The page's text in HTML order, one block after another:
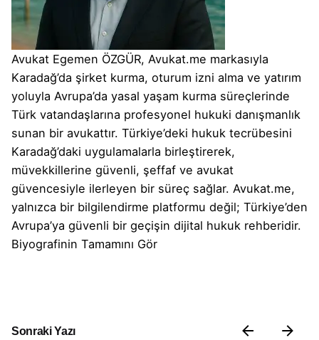
Avukat Egemen ÖZGÜR, Avukat.me markasıyla
Karadağ’da şirket kurma, oturum izni alma ve yatırım
yoluyla Avrupa’da yasal yaşam kurma süreçlerinde
Türk vatandaşlarına profesyonel hukuki danışmanlık
sunan bir avukattır. Türkiye’deki hukuk tecrübesini
Karadağ’daki uygulamalarla birleştirerek,
müvekkillerine güvenli, şeffaf ve avukat
güvencesiyle ilerleyen bir süreç sağlar. Avukat.me,
yalnızca bir bilgilendirme platformu değil; Türkiye’den
Avrupa’ya güvenli bir geçişin dijital hukuk rehberidir.
Biyografinin Tamamını Gör
Sonraki Yazı